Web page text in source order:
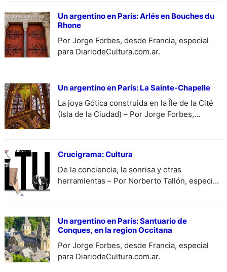
Un argentino en París: Arlés en Bouches du
Rhone
Por Jorge Forbes, desde Francia, especial
para DiariodeCultura.com.ar.
Un argentino en París: La Sainte-Chapelle
La joya Gótica construida en la Île de la Cité
(Isla de la Ciudad) – Por Jorge Forbes,
Crucigrama: Cultura
De la conciencia, la sonrisa y otras
herramientas – Por Norberto Tallón, especial
Un argentino en París: Santuario de
Conques, en la region Occitana
Por Jorge Forbes, desde Francia, especial
para DiariodeCultura.com.ar.